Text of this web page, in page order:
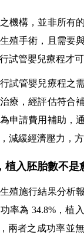
機構，並非所有
殖手術，且需要
試管嬰兒療程才
試管嬰兒療程之
療，經評估符合
申請費用補助，
減緩經濟壓力，方
植入胚胎數不
殖施行結果分析
率為 34.8%，植
兩者之成功率並